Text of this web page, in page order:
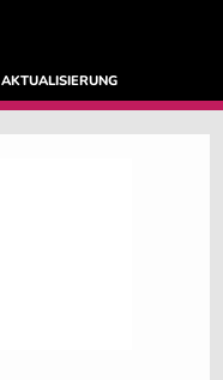
AKTUALISIERUNG